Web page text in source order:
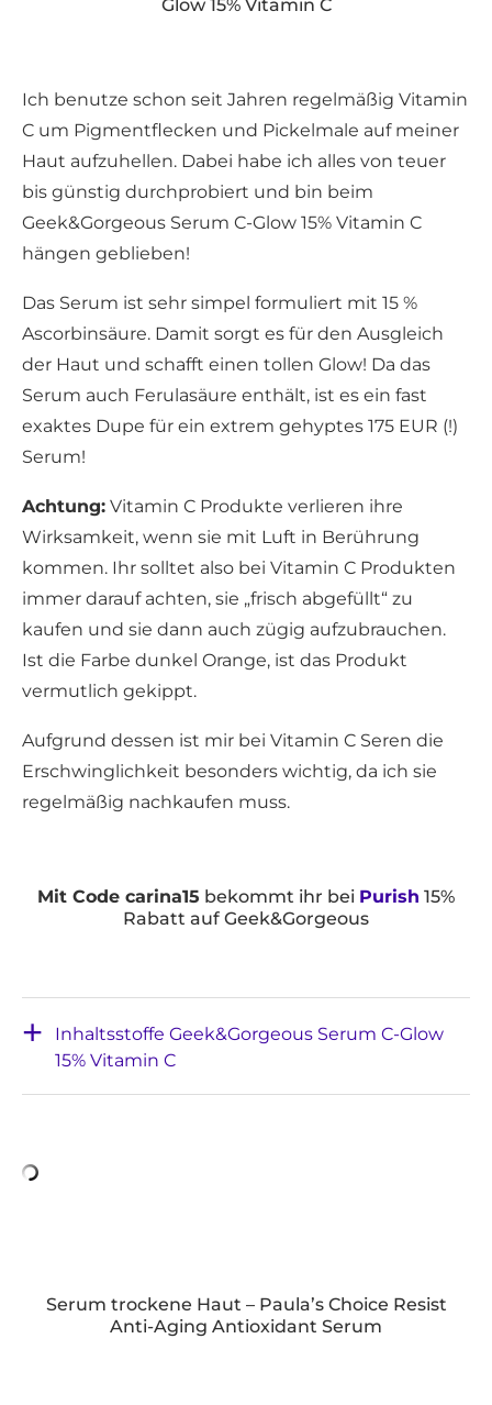
Glow 15% Vitamin C
Ich benutze schon seit Jahren regelmäßig Vitamin
C um Pigmentflecken und Pickelmale auf meiner
Haut aufzuhellen. Dabei habe ich alles von teuer
bis günstig durchprobiert und bin beim
Geek&Gorgeous Serum C-Glow 15% Vitamin C
hängen geblieben!
Das Serum ist sehr simpel formuliert mit 15 %
Ascorbinsäure. Damit sorgt es für den Ausgleich
der Haut und schafft einen tollen Glow! Da das
Serum auch Ferulasäure enthält, ist es ein fast
exaktes Dupe für ein extrem gehyptes 175 EUR (!)
Serum!
Achtung: Vitamin C Produkte verlieren ihre
Wirksamkeit, wenn sie mit Luft in Berührung
kommen. Ihr solltet also bei Vitamin C Produkten
immer darauf achten, sie „frisch abgefüllt“ zu
kaufen und sie dann auch zügig aufzubrauchen.
Ist die Farbe dunkel Orange, ist das Produkt
vermutlich gekippt.
Aufgrund dessen ist mir bei Vitamin C Seren die
Erschwinglichkeit besonders wichtig, da ich sie
regelmäßig nachkaufen muss.
Mit Code carina15 bekommt ihr bei Purish 15%
Rabatt auf Geek&Gorgeous
Inhaltsstoffe Geek&Gorgeous Serum C-Glow
15% Vitamin C
Serum trockene Haut – Paula’s Choice Resist
Anti-Aging Antioxidant Serum